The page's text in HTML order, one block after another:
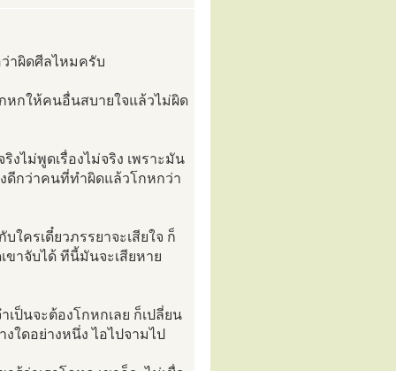
าผิดศีลไหมครับ
หกให้คนอื่นสบายใจแล้วไม่ผิด
งไม่พูดเรื่องไม่จริง เพราะมัน
ดีกว่าคนที่ทำผิดแล้วโกหกว่า
ใครเดี๋ยวภรรยาจะเสียใจ ก็
ขาจับได้ ทีนี้มันจะเสียหาย
เป็นจะต้องโกหกเลย ก็เปลี่ยน
ใดอย่างหนึ่ง ไอไปจามไป